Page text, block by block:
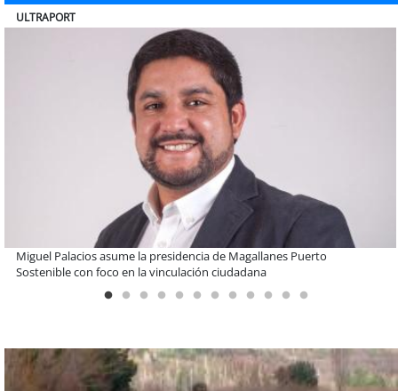
BANCO DE CHILE
Educación y colaboración público-privada se toman La Araucanía:
encuentro reunió a líderes para abordar las brechas y oportunidades